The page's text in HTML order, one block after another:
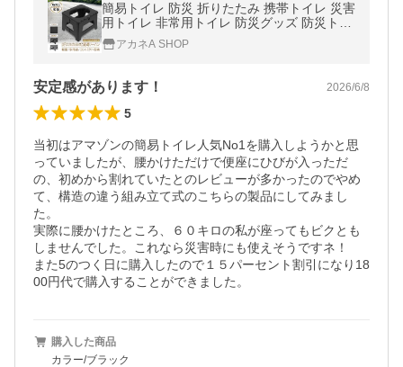
簡易トイレ 防災 折りたたみ 携帯トイレ 災害
用トイレ 非常用トイレ 防災グッズ 防災トイ
レ 本体 トイレ ポータブルトイレ 災害用 災
害グッズ 折りたたみトイレ
アカネA SHOP
安定感があります！ 2026/6/8
5
当初はアマゾンの簡易トイレ人気No1を購入しようかと思
っていましたが、腰かけただけで便座にひびが入っただ
の、初めから割れていたとのレビューが多かったのでやめ
て、構造の違う組み立て式のこちらの製品にしてみまし
た。
実際に腰かけたところ、６０キロの私が座ってもビクとも
しませんでした。これなら災害時にも使えそうですネ！
また5のつく日に購入したので１５パーセント割引になり18
00円代で購入することができました。
購入した商品
カラー/ブラック